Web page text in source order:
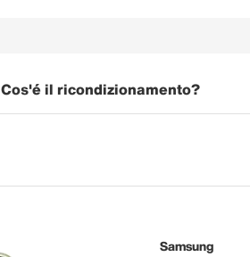
Cos'é il ricondizionamento?
Samsung